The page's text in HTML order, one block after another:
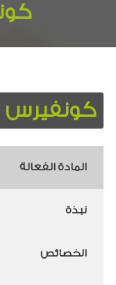
كونفيرس
المادة الفعالة
نبذة
الخصائص